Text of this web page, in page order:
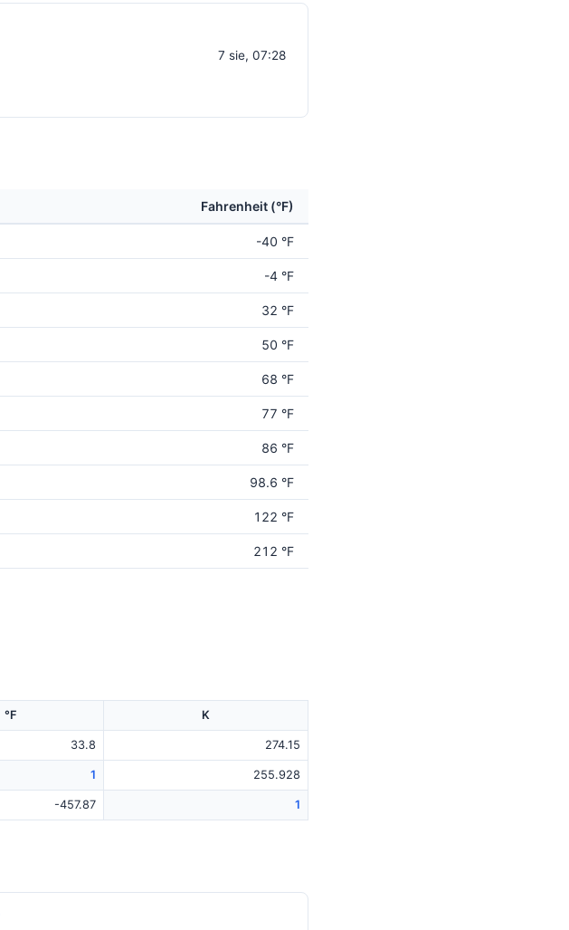
7 sie, 07:28
Fahrenheit (°F)
-40 °F
-4 °F
32 °F
50 °F
68 °F
77 °F
86 °F
98.6 °F
122 °F
212 °F
°F K
33.8 274.15
1 255.928
-457.87 1